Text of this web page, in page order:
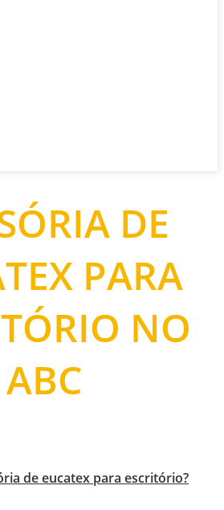
DE
PARA
NO
ABC
de eucatex para escritório?